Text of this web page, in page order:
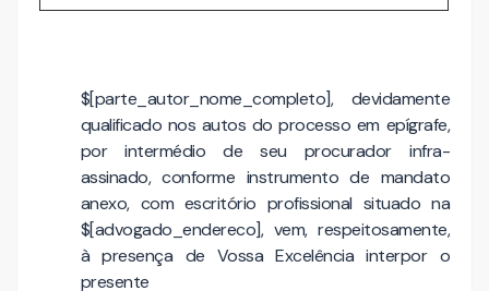
$[parte_autor_nome_completo], devidamente
qualificado nos autos do processo em epígrafe,
por intermédio de seu procurador infra-
assinado, conforme instrumento de mandato
anexo, com escritório profissional situado na
$[advogado_endereco], vem, respeitosamente,
à presença de Vossa Excelência interpor o
presente